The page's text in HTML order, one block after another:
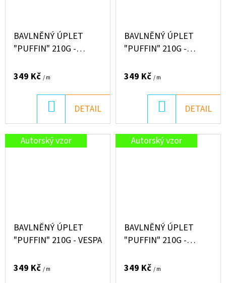
BAVLNĚNÝ ÚPLET
"PUFFIN" 210G -
ČOKOLÁDOVĚ HNĚDÉ
349 Kč / m
KOŠÍKU
DETAIL
BAVLNĚNÝ ÚPLET
"PUFFIN" 210G -
349 Kč / m
KOŠÍKU
DETAIL
Autorský vzor
BAVLNĚNÝ ÚPLET
"PUFFIN" 210G - VESPA
349 Kč / m
Autorský vzor
BAVLNĚNÝ ÚPLET
"PUFFIN" 210G -
349 Kč / m